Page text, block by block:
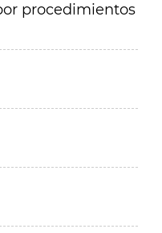
procedimientos